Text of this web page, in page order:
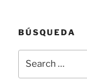
BÚSQUEDA